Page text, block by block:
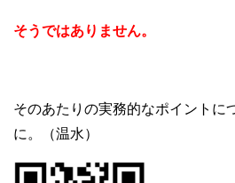
そうではありません。
そのあたりの実務的なポイントに
に。（温水）